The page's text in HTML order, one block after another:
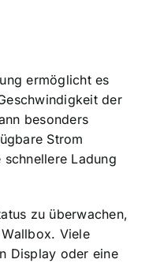
ermöglicht es
der
besonders
Strom
Ladung
zu überwachen,
Viele
Display oder eine